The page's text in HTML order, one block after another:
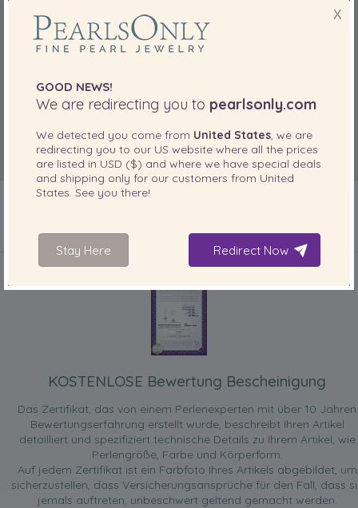
IN IHREM PRODUKT ENTHALTEN
KOSTENLOSE Bewertung Bescheinigung
Das Zertifikat, das von einem Perlenexperten mit über 10 Jahren
Bewertungserfahrung erstellt wurde, beschreibt Ihren Artikel
detailliert und spezifiziert technische Details zu Ihrem Artikel, wie
Perlengröße, Farbe und Körperform.
Auf jedem Zertifikat ist ein Farbfoto Ihres Artikels abgebildet, um
sicherzustellen, dass Versicherungsansprüche für den Fall, dass
jemals auftreten, unbeschwert geltend gemacht werden.
X
GOOD NEWS!
We are redirecting you to pearlsonly.com
We detected you come from United States, we are
redirecting you to our US website where all the prices
are listed in USD ($) and where we have special deals
and shipping only for our customers from United
States. See you there!
Stay Here Redirect Now